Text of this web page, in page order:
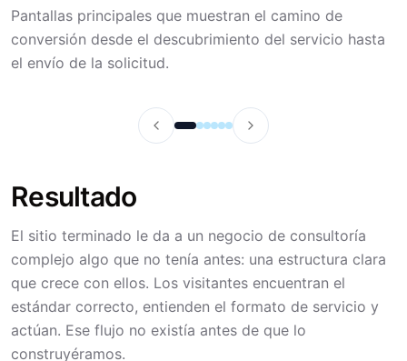
Pantallas principales que muestran el camino de
conversión desde el descubrimiento del servicio hasta
el envío de la solicitud.
Previous Next
Resultado
El sitio terminado le da a un negocio de consultoría
complejo algo que no tenía antes: una estructura clara
que crece con ellos. Los visitantes encuentran el
estándar correcto, entienden el formato de servicio y
actúan. Ese flujo no existía antes de que lo
construyéramos.